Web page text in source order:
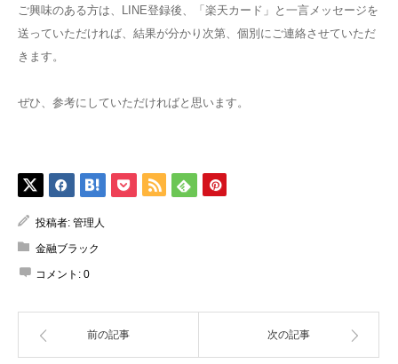
ご興味のある方は、LINE登録後、「楽天カード」と一言メッセージを
送っていただければ、結果が分かり次第、個別にご連絡させていただ
きます。
ぜひ、参考にしていただければと思います。
投稿者: 管理人
金融ブラック
コメント: 0
前の記事 次の記事